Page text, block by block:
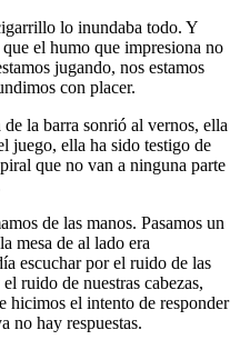
lo inundaba todo. Y
el humo que impresiona no
jugando, nos estamos
con placer.
la barra sonrió al vernos, ella
juego, ella ha sido testigo de
que no van a ninguna parte
de las manos. Pasamos un
mesa de al lado era
escuchar por el ruido de las
ruido de nuestras cabezas,
hicimos el intento de responder
no hay respuestas.